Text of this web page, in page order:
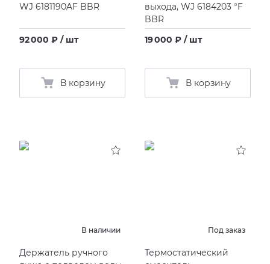
WJ 6181190AF BBR
92 000 ₽ / шт
В корзину
выхода, WJ 6184203 °F
BBR
19 000 ₽ / шт
В корзину
В наличии
Держатель ручного
Под заказ
Термостатический